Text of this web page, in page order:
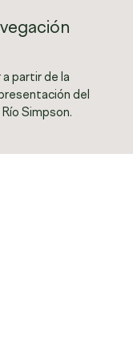
partir de la
del
Simpson.